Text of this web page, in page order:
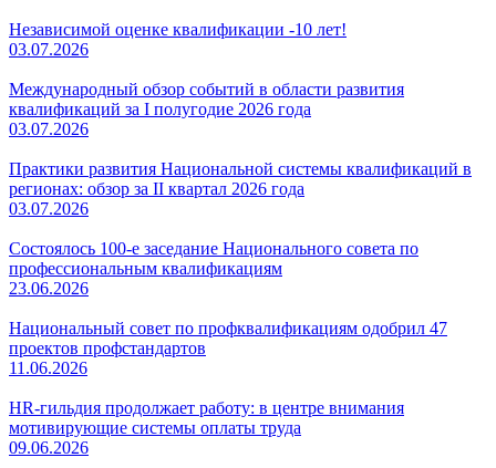
Независимой оценке квалификации -10 лет!
03.07.2026
Международный обзор событий в области развития
квалификаций за I полугодие 2026 года
03.07.2026
Практики развития Национальной системы квалификаций в
регионах: обзор за II квартал 2026 года
03.07.2026
Состоялось 100-е заседание Национального совета по
профессиональным квалификациям
23.06.2026
Национальный совет по профквалификациям одобрил 47
проектов профстандартов
11.06.2026
HR-гильдия продолжает работу: в центре внимания
мотивирующие системы оплаты труда
09.06.2026